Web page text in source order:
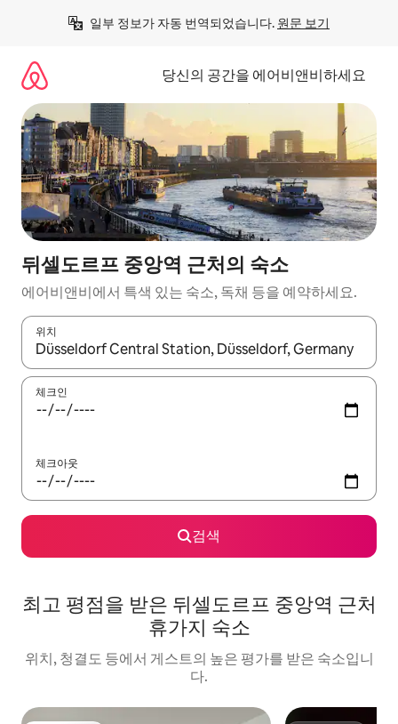
일부 정보가 자동 번역되었습니다. 원문 보기
당신의 공간을 에어비앤비하세요
뒤셀도르프 중앙역 근처의 숙소
에어비앤비에서 특색 있는 숙소, 독채 등을 예약하세요.
위치
결과가 나오면 위·아래 화살표 키를 사용하거나 터치 또는 스와이
체크인
체크아웃
검색
최고 평점을 받은 뒤셀도르프 중앙역 근처
휴가지 숙소
위치, 청결도 등에서 게스트의 높은 평가를 받은 숙소입니
다.